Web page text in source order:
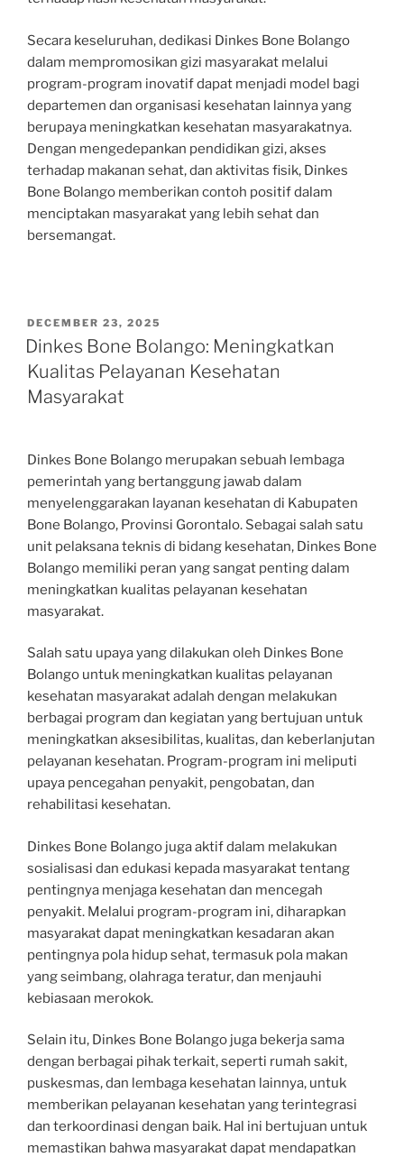
Secara keseluruhan, dedikasi Dinkes Bone Bolango
dalam mempromosikan gizi masyarakat melalui
program-program inovatif dapat menjadi model bagi
departemen dan organisasi kesehatan lainnya yang
berupaya meningkatkan kesehatan masyarakatnya.
Dengan mengedepankan pendidikan gizi, akses
terhadap makanan sehat, dan aktivitas fisik, Dinkes
Bone Bolango memberikan contoh positif dalam
menciptakan masyarakat yang lebih sehat dan
bersemangat.
POSTED
ON
DECEMBER 23, 2025
Dinkes Bone Bolango: Meningkatkan
Kualitas Pelayanan Kesehatan
Masyarakat
Dinkes Bone Bolango merupakan sebuah lembaga
pemerintah yang bertanggung jawab dalam
menyelenggarakan layanan kesehatan di Kabupaten
Bone Bolango, Provinsi Gorontalo. Sebagai salah satu
unit pelaksana teknis di bidang kesehatan, Dinkes Bone
Bolango memiliki peran yang sangat penting dalam
meningkatkan kualitas pelayanan kesehatan
masyarakat.
Salah satu upaya yang dilakukan oleh Dinkes Bone
Bolango untuk meningkatkan kualitas pelayanan
kesehatan masyarakat adalah dengan melakukan
berbagai program dan kegiatan yang bertujuan untuk
meningkatkan aksesibilitas, kualitas, dan keberlanjutan
pelayanan kesehatan. Program-program ini meliputi
upaya pencegahan penyakit, pengobatan, dan
rehabilitasi kesehatan.
Dinkes Bone Bolango juga aktif dalam melakukan
sosialisasi dan edukasi kepada masyarakat tentang
pentingnya menjaga kesehatan dan mencegah
penyakit. Melalui program-program ini, diharapkan
masyarakat dapat meningkatkan kesadaran akan
pentingnya pola hidup sehat, termasuk pola makan
yang seimbang, olahraga teratur, dan menjauhi
kebiasaan merokok.
Selain itu, Dinkes Bone Bolango juga bekerja sama
dengan berbagai pihak terkait, seperti rumah sakit,
puskesmas, dan lembaga kesehatan lainnya, untuk
memberikan pelayanan kesehatan yang terintegrasi
dan terkoordinasi dengan baik. Hal ini bertujuan untuk
memastikan bahwa masyarakat dapat mendapatkan